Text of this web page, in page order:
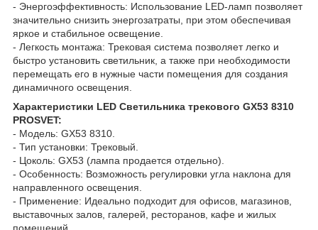
- Энергоэффективность: Использование LED-ламп позволяет
значительно снизить энергозатраты, при этом обеспечивая
яркое и стабильное освещение.
- Легкость монтажа: Трековая система позволяет легко и
быстро установить светильник, а также при необходимости
перемещать его в нужные части помещения для создания
динамичного освещения.
Характеристики LED Светильника трекового GX53 8310
PROSVET:
- Модель: GX53 8310.
- Тип установки: Трековый.
- Цоколь: GX53 (лампа продается отдельно).
- Особенность: Возможность регулировки угла наклона для
направленного освещения.
- Применение: Идеально подходит для офисов, магазинов,
выставочных залов, галерей, ресторанов, кафе и жилых